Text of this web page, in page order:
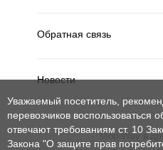
Обратная связь
Новости
MobiWay в
Уважаемый посетитель,
перевозчиков воспользоваться
отвечают требованиям ст. 10
Закона "О защите прав